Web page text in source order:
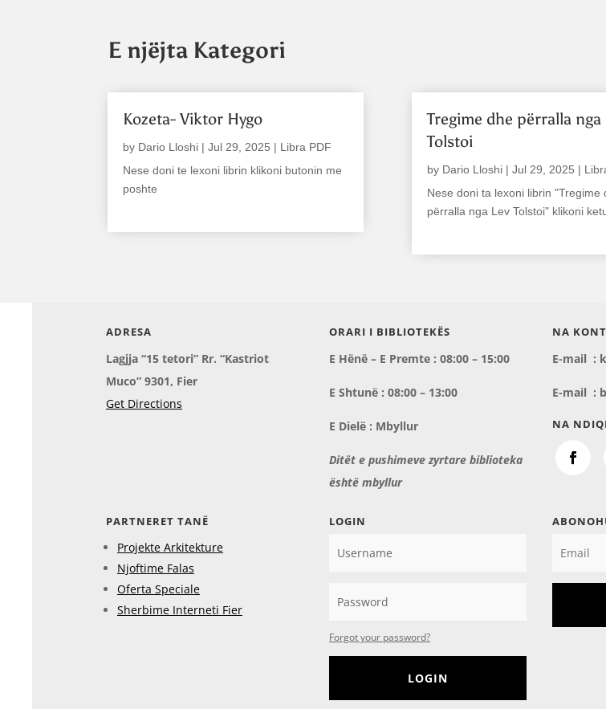
E njëjta Kategori
Kozeta- Viktor Hygo
by Dario Lloshi |Jul 29, 2025 | Libra PDF
Nese doni te lexoni librin klikoni butonin me
poshte
Tregime dhe përralla nga
Tolstoi
by Dario Lloshi| Jul 29, 2025 |
Nese doni ta lexoni librin "Tregime
përralla nga Lev Tolstoi" klikoni
ADRESA
Lagjja “15 tetori” Rr. “Kastriot
Muco” 9301, Fier
Get Directions
ORARI I BIBLIOTEKËS
E Hënë – E Premte : 08:00 – 15:00
E Shtunë : 08:00 – 13:00
E Dielë : Mbyllur
Ditët e pushimeve zyrtare biblioteka
është mbyllur
NA
E-mail :
E-mail :
NA
PARTNERET TANË
Projekte Arkitekture
Njoftime Falas
Oferta Speciale
Sherbime Interneti Fier
LOGIN
Forgot your password?
LOGIN